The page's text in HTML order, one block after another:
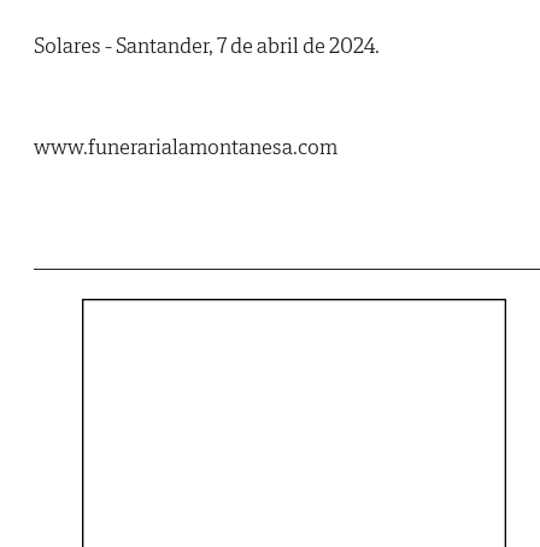
Solares - Santander, 7 de abril de 2024.
www.funerarialamontanesa.com